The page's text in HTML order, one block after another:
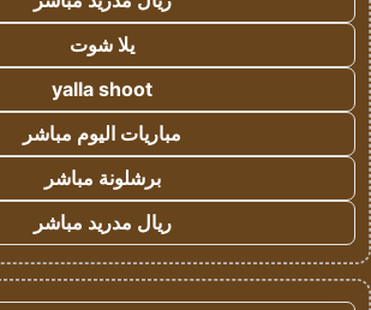
يلا شوت
yalla shoot
مباريات اليوم مباشر
برشلونة مباشر
ريال مدريد مباشر